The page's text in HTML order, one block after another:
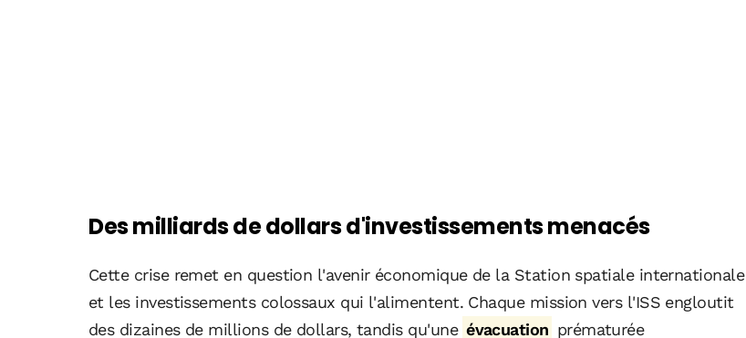
Des milliards de dollars d'investissements menacés
Cette crise remet en question l'avenir économique de la Station spatiale internationale
et les investissements colossaux qui l'alimentent. Chaque mission vers l'ISS engloutit
des dizaines de millions de dollars, tandis qu'une évacuation prématurée